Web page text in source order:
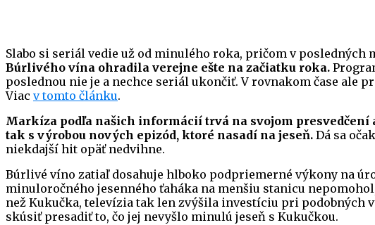
Slabo si seriál vedie už od minulého roka, pričom v posledných
Búrlivého vína ohradila verejne ešte na začiatku roka.
poslednou nie je a nechce seriál ukončiť. V rovnakom čase ale
Viac v tomto článku.
Markíza podľa našich informácií trvá na svojom
tak s výrobou nových epizód, ktoré nasadí na jeseň. Dá sa
niekdajší hit opäť nedvihne.
Búrlivé víno zatiaľ dosahuje hlboko podpriemerné výkony na
minuloročného jesenného ťaháka na menšiu stanicu
než Kukučka, televízia tak len zvýšila investíciu pri podobných
skúsiť presadiť to, čo jej nevyšlo minulú jeseň s Kukučkou.